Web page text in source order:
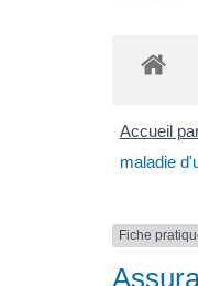
Accueil
maladie
Fiche